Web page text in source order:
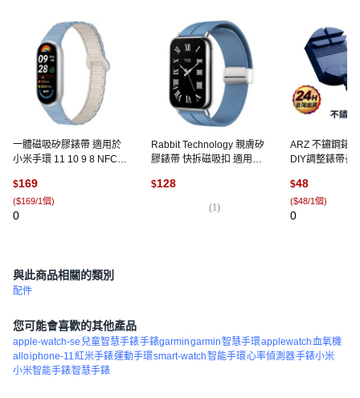
一體磁吸矽膠錶帶 適用於
小米手環 11 10 9 8 NFC
$169
($169/1個)
0
Rabbit Technology 親膚矽
膠錶帶 快拆磁吸扣 適用小
米9pro/8pro/紅米4-連接器
$128
(1)
ARZ 不鏽鋼錶
DIY調整錶帶長
$48
($48/1個)
0
與此商品相關的類別
配件
您可能會喜歡的其他產品
apple-watch-se 兒童智慧手錶手錶garmingarmin智慧手環applewatch血氧機
alloiphone-11紅米手錶運動手環smart-watch智能手環心率偵測器手錶小米
小米智能手錶智慧手錶